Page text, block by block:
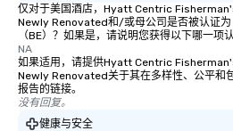
仅对于美国酒店，Hyatt Centric
Newly Renovated和/或母公司是否被认证为
（BE）？如果是，请说明您获得以下哪一项认
NA
如果适用，请提供Hyatt Centric
Newly Renovated关于其在多样性、公平和
报告的链接。
没有回复。
健康与安全